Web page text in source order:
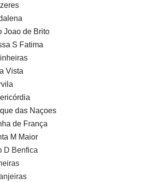
Joao de Brito
S Fatima
Vista
das Naçoes
de França
M Maior
D Benfica